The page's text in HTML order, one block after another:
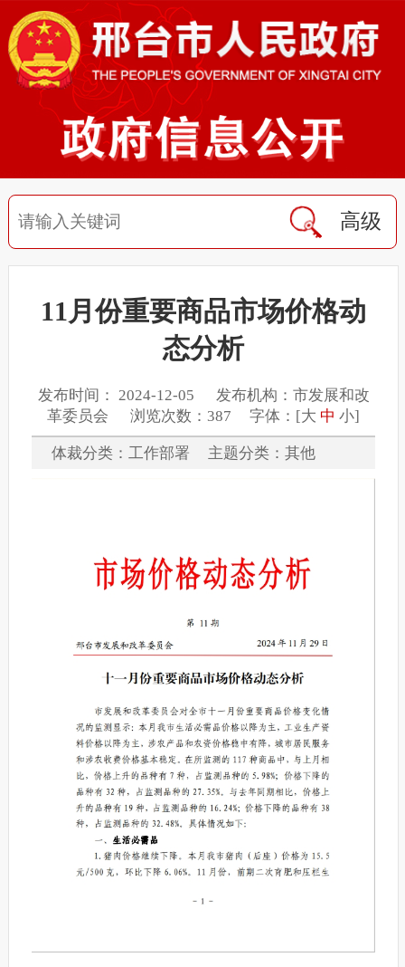
高级
11月份重要商品市场价格动
态分析
发布时间： 2024-12-05 发布机构：市发展和改
革委员会 浏览次数：387 字体：[大 中 小]
体裁分类：工作部署 主题分类：其他